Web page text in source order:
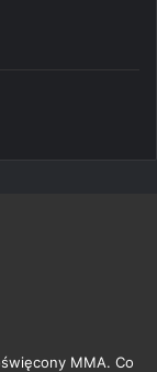
MMA. Co